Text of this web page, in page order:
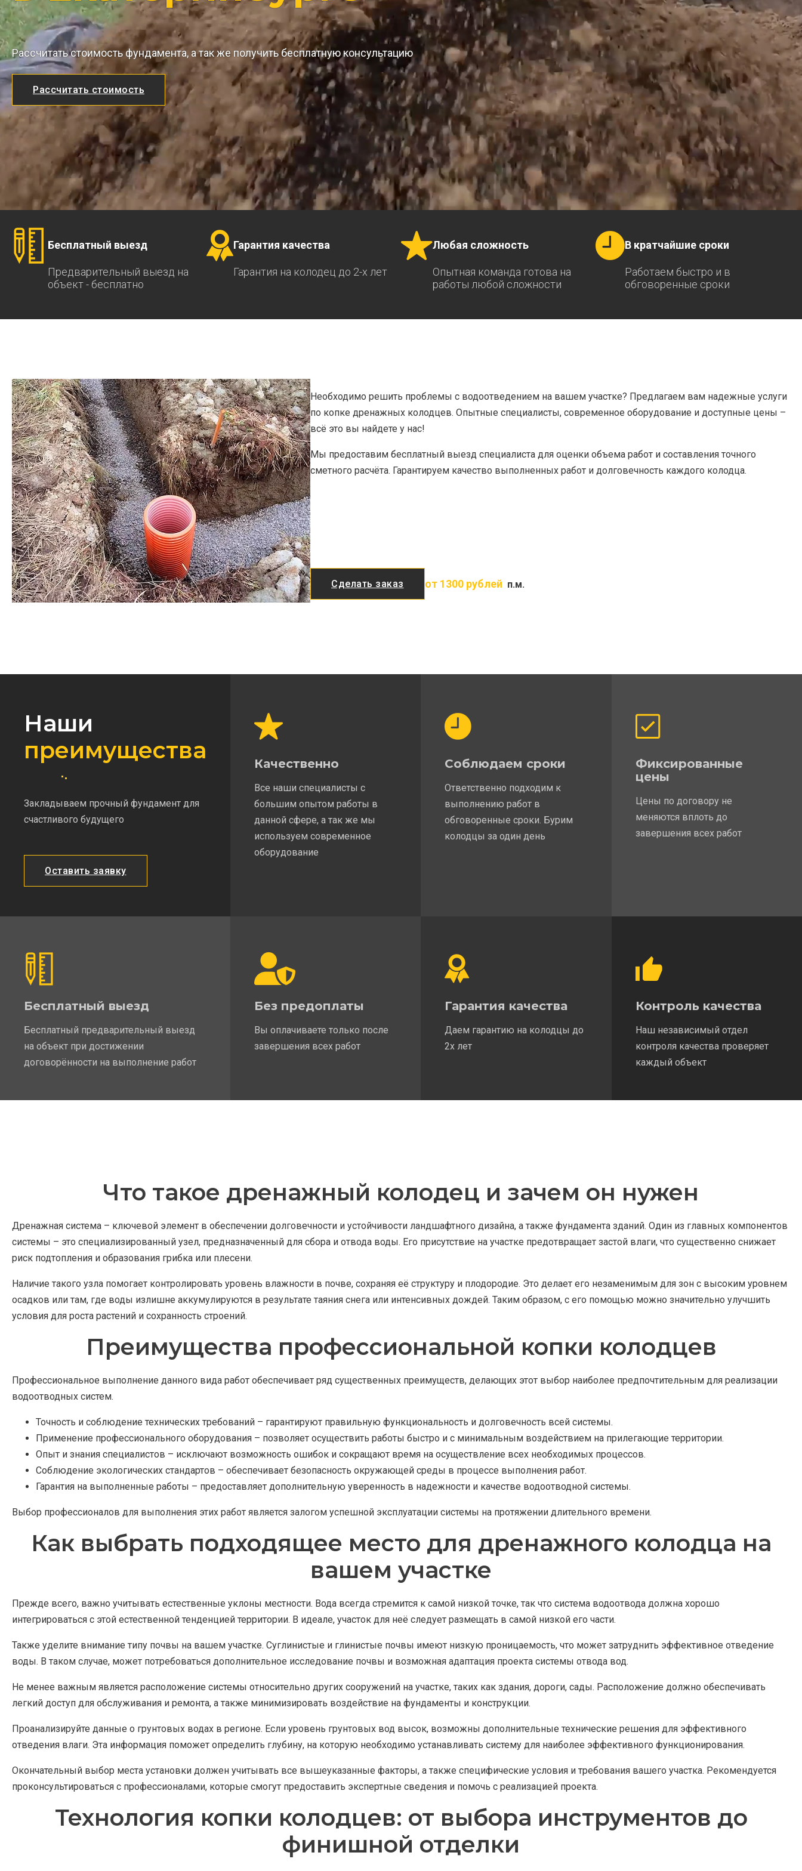
Рассчитать стоимость фундамента, а так же получить бесплатную консультацию
Рассчитать стоимость
Бесплатный выезд
Предварительный выезд на
объект - бесплатно
Гарантия качества
Гарантия на колодец до 2-х лет
Любая сложность
Опытная команда готова на
работы любой сложности
В кратчайшие сроки
Работаем быстро и в
обговоренные сроки
Необходимо решить проблемы с водоотведением на вашем участке? Предлагаем вам надежные услуги
по копке дренажных колодцев. Опытные специалисты, современное оборудование и доступные цены –
всё это вы найдете у нас!
Мы предоставим бесплатный выезд специалиста для оценки объема работ и составления точного
сметного расчёта. Гарантируем качество выполненных работ и долговечность каждого колодца.
Сделать заказ от 1300 рублей п.м.
Наши
преимущества
Закладываем прочный фундамент для
счастливого будущего
Оставить заявку
Качественно
Все наши специалисты с
большим опытом работы в
данной сфере, а так же мы
используем современное
оборудование
Соблюдаем сроки
Ответственно подходим к
выполнению работ в
обговоренные сроки. Бурим
колодцы за один день
Фиксированные
цены
Цены по договору не
меняются вплоть до
завершения всех работ
Бесплатный выезд
Бесплатный предварительный выезд
на объект при достижении
договорённости на выполнение работ
Без предоплаты
Вы оплачиваете только после
завершения всех работ
Гарантия качества
Даем гарантию на колодцы до
2х лет
Контроль качества
Наш независимый отдел
контроля качества проверяет
каждый объект
Что такое дренажный колодец и зачем он нужен
Дренажная система – ключевой элемент в обеспечении долговечности и устойчивости ландшафтного дизайна, а также фундамента зданий. Один из главных компонентов
системы – это специализированный узел, предназначенный для сбора и отвода воды. Его присутствие на участке предотвращает застой влаги, что существенно снижает
риск подтопления и образования грибка или плесени.
Наличие такого узла помогает контролировать уровень влажности в почве, сохраняя её структуру и плодородие. Это делает его незаменимым для зон с высоким уровнем
осадков или там, где воды излишне аккумулируются в результате таяния снега или интенсивных дождей. Таким образом, с его помощью можно значительно улучшить
условия для роста растений и сохранность строений.
Преимущества профессиональной копки колодцев
Профессиональное выполнение данного вида работ обеспечивает ряд существенных преимуществ, делающих этот выбор наиболее предпочтительным для реализации
водоотводных систем.
Точность и соблюдение технических требований – гарантируют правильную функциональность и долговечность всей системы.
Применение профессионального оборудования – позволяет осуществить работы быстро и с минимальным воздействием на прилегающие территории.
Опыт и знания специалистов – исключают возможность ошибок и сокращают время на осуществление всех необходимых процессов.
Соблюдение экологических стандартов – обеспечивает безопасность окружающей среды в процессе выполнения работ.
Гарантия на выполненные работы – предоставляет дополнительную уверенность в надежности и качестве водоотводной системы.
Выбор профессионалов для выполнения этих работ является залогом успешной эксплуатации системы на протяжении длительного времени.
Как выбрать подходящее место для дренажного колодца на
вашем участке
Прежде всего, важно учитывать естественные уклоны местности. Вода всегда стремится к самой низкой точке, так что система водоотвода должна хорошо
интегрироваться с этой естественной тенденцией территории. В идеале, участок для неё следует размещать в самой низкой его части.
Также уделите внимание типу почвы на вашем участке. Суглинистые и глинистые почвы имеют низкую проницаемость, что может затруднить эффективное отведение
воды. В таком случае, может потребоваться дополнительное исследование почвы и возможная адаптация проекта системы отвода вод.
Не менее важным является расположение системы относительно других сооружений на участке, таких как здания, дороги, сады. Расположение должно обеспечивать
легкий доступ для обслуживания и ремонта, а также минимизировать воздействие на фундаменты и конструкции.
Проанализируйте данные о грунтовых водах в регионе. Если уровень грунтовых вод высок, возможны дополнительные технические решения для эффективного
отведения влаги. Эта информация поможет определить глубину, на которую необходимо устанавливать систему для наиболее эффективного функционирования.
Окончательный выбор места установки должен учитывать все вышеуказанные факторы, а также специфические условия и требования вашего участка. Рекомендуется
проконсультироваться с профессионалами, которые смогут предоставить экспертные сведения и помочь с реализацией проекта.
Технология копки колодцев: от выбора инструментов до
финишной отделки